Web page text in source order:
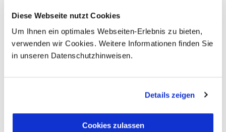
Diese Webseite nutzt Cookies
Um Ihnen ein optimales Webseiten-Erlebnis zu bieten,
verwenden wir Cookies. Weitere Informationen finden Sie
in unseren Datenschutzhinweisen.
Details zeigen
Cookies zulassen
FAQs & Allgemeine